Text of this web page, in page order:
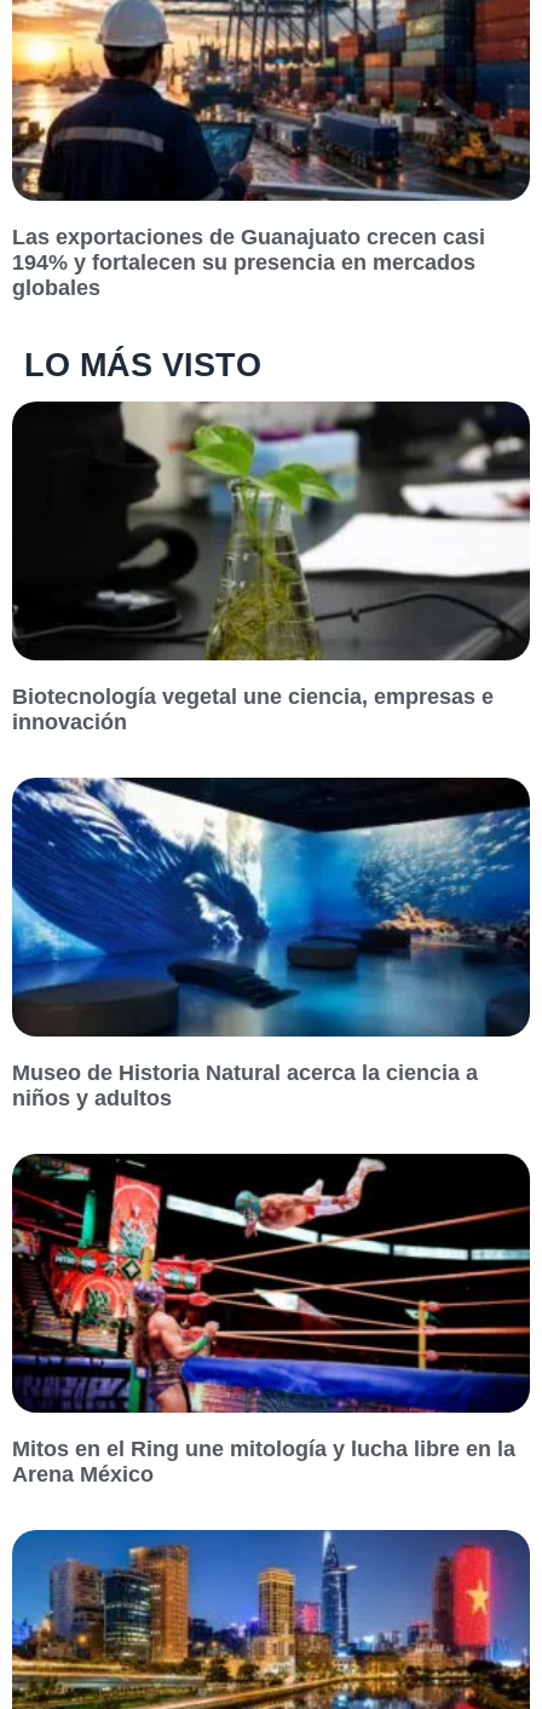
Las exportaciones de Guanajuato crecen casi
194% y fortalecen su presencia en mercados
globales
LO MÁS VISTO
Biotecnología vegetal une ciencia, empresas e
innovación
Museo de Historia Natural acerca la ciencia a
niños y adultos
Mitos en el Ring une mitología y lucha libre en la
Arena México